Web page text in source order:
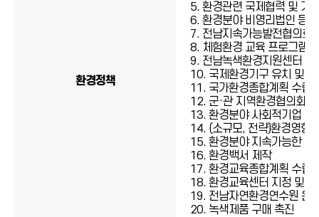
환경정책
5. 환경관련 국제협력 및 기
6. 환경분야 비영리법인 등
7. 전남지속가능발전협의회
8. 체험환경 교육 프로그램
9. 전남녹색환경지원센터 육
10. 국제환경기구 유치 및
11. 국가환경종합계획 수립
12. 군·관 지역환경협의회
13. 환경분야 사회적기업 발
14. (소규모, 전략)환경영향
15. 환경분야 지속가능한 지
16. 환경백서 제작
17. 환경교육종합계획 수립
18. 환경교육센터 지정 및 운
19. 전남자연환경연수원 운
20. 녹색제품 구매 촉진